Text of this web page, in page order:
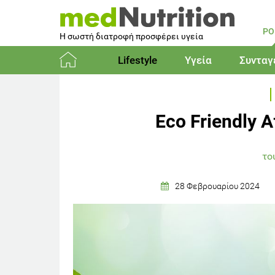
Η σωστή διατροφή προσφέρει υγεία
Lifestyle Υγεία
Eco Friendly
28 Φεβρουαρίου 2024